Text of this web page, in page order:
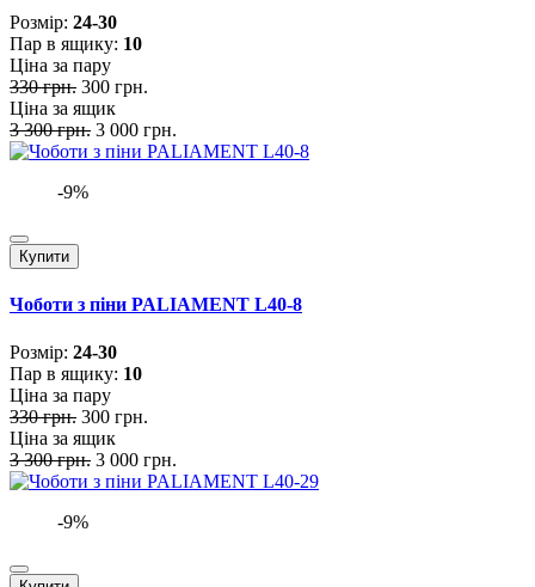
Розмiр: 24-30
Пар в ящику: 10
Ціна за пару
330 грн. 300 грн.
Ціна за ящик
3 300 грн. 3 000 грн.
-9%
Купити
Чоботи з піни PALIAMENT L40-8
Розмiр: 24-30
Пар в ящику: 10
Ціна за пару
330 грн. 300 грн.
Ціна за ящик
3 300 грн. 3 000 грн.
-9%